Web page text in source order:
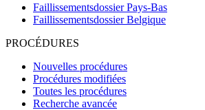
Faillissementsdossier Pays-Bas
Faillissementsdossier Belgique
PROCÉDURES
Nouvelles procédures
Procédures modifiées
Toutes les procédures
Recherche avancée